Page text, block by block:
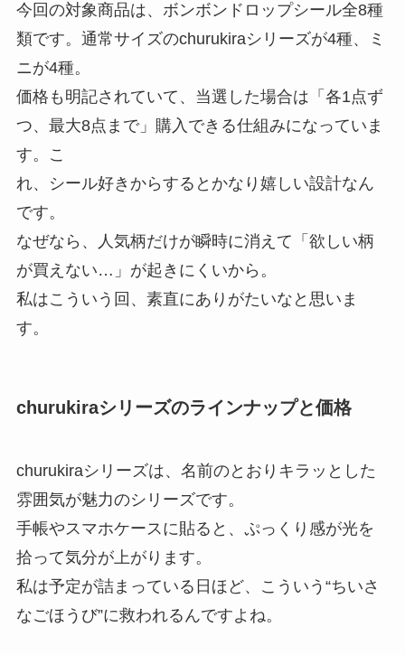
今回の対象商品は、ボンボンドロップシール全8種
類です。通常サイズのchurukiraシリーズが4種、ミ
ニが4種。
価格も明記されていて、当選した場合は「各1点ず
つ、最大8点まで」購入できる仕組みになっていま
す。こ
れ、シール好きからするとかなり嬉しい設計なん
です。
なぜなら、人気柄だけが瞬時に消えて「欲しい柄
が買えない…」が起きにくいから。
私はこういう回、素直にありがたいなと思いま
す。
churukiraシリーズのラインナップと価格
churukiraシリーズは、名前のとおりキラッとした
雰囲気が魅力のシリーズです。
手帳やスマホケースに貼ると、ぷっくり感が光を
拾って気分が上がります。
私は予定が詰まっている日ほど、こういう“ちいさ
なごほうび”に救われるんですよね。